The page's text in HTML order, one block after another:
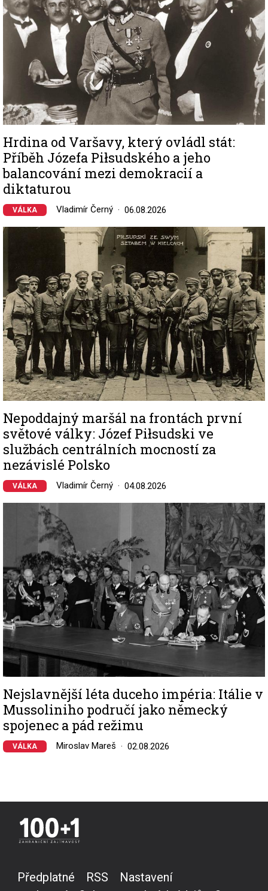
Hrdina od Varšavy, který ovládl stát:
Příběh Józefa Piłsudského a jeho
balancování mezi demokracií a
diktaturou
VÁLKA Vladimír Černý 06.08.2026
Image
Nepoddajný maršál na frontách první
světové války: Józef Piłsudski ve
službách centrálních mocností za
nezávislé Polsko
VÁLKA Vladimír Černý 04.08.2026
Nejslavnější léta duceho impéria: Itálie v
Mussoliniho područí jako německý
spojenec a pád režimu
VÁLKA Miroslav Mareš 02.08.2026
Předplatné RSS
Nastavení